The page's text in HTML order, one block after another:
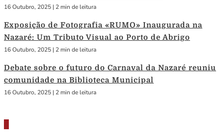
16 Outubro, 2025 | 2 min de leitura
Exposição de Fotografia «RUMO» Inaugurada na
Nazaré: Um Tributo Visual ao Porto de Abrigo
16 Outubro, 2025 | 2 min de leitura
Debate sobre o futuro do Carnaval da Nazaré reuniu
comunidade na Biblioteca Municipal
16 Outubro, 2025 | 2 min de leitura